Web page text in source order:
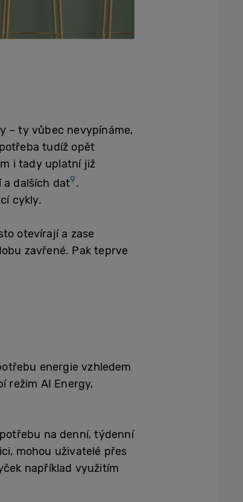
– ty vůbec nevypínáme,
tudíž opět
i tady uplatní již
a dalších dat9.
cykly.
otevírají a zase
zavřené. Pak teprve
energie vzhledem
režim AI Energy,
na denní, týdenní
mohou uživatelé přes
například využitím